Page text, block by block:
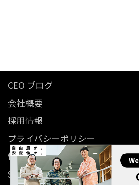
CEO ブログ
会社概要
採用情報
プライバシーポリシー
情報セキュリティ方針
SDGsに関する取り組み